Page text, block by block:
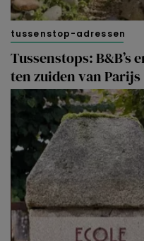
tussenstop-adressen
Tussenstops: B&B’s
ten zuiden van Parijs